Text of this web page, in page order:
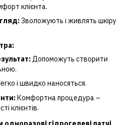
клієнта.
Зволожують і живлять шкіру
Допоможуть створити
і швидко наносяться.
Комфортна процедура –
клієнтів.